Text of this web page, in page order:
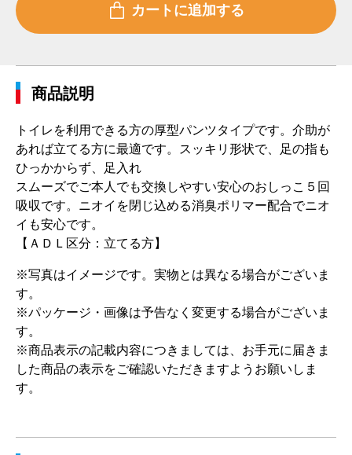
商品説明
トイレを利用できる方の厚型パンツタイプです。介助が
あれば立てる方に最適です。スッキリ形状で、足の指も
ひっかからず、足入れ
スムーズでご本人でも交換しやすい安心のおしっこ５回
吸収です。ニオイを閉じ込める消臭ポリマー配合でニオ
イも安心です。
【ＡＤＬ区分：立てる方】
※写真はイメージです。実物とは異なる場合がございま
す。
※パッケージ・画像は予告なく変更する場合がございま
す。
※商品表示の記載内容につきましては、お手元に届きま
した商品の表示をご確認いただきますようお願いしま
す。